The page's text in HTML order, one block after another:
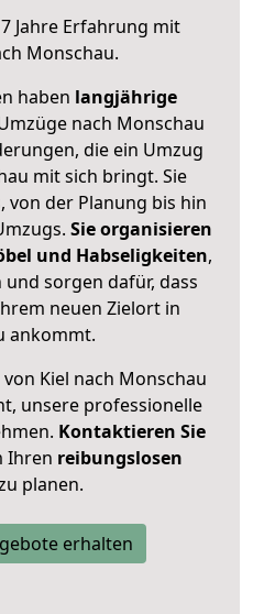
Jahre Erfahrung mit
Monschau.
haben langjährige
nach Monschau
die ein Umzug
mit sich bringt. Sie
von der Planung bis hin
Sie organisieren
und Habseligkeiten,
sorgen dafür, dass
neuen Zielort in
ankommt.
Kiel nach Monschau
unsere professionelle
Kontaktieren Sie
Ihren reibungslosen
planen.
erhalten